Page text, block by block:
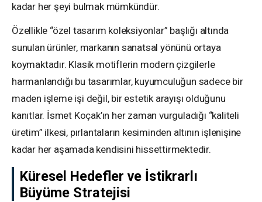
kadar her şeyi bulmak mümkündür.
Özellikle “özel tasarım koleksiyonlar” başlığı altında
sunulan ürünler, markanın sanatsal yönünü ortaya
koymaktadır. Klasik motiflerin modern çizgilerle
harmanlandığı bu tasarımlar, kuyumculuğun sadece bir
maden işleme işi değil, bir estetik arayışı olduğunu
kanıtlar. İsmet Koçak’ın her zaman vurguladığı “kaliteli
üretim” ilkesi, pırlantaların kesiminden altının işlenişine
kadar her aşamada kendisini hissettirmektedir.
Küresel Hedefler ve İstikrarlı
Büyüme Stratejisi